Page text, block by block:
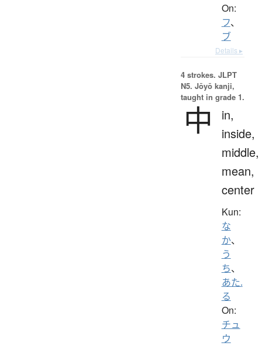
On:
フ、
ブ
Details ▸
4 strokes. JLPT
N5. Jōyō kanji,
taught in grade 1.
中
in,
inside,
middle,
mean,
center
Kun:
な
か、
う
ち、
あた.
る
On:
チュ
ウ